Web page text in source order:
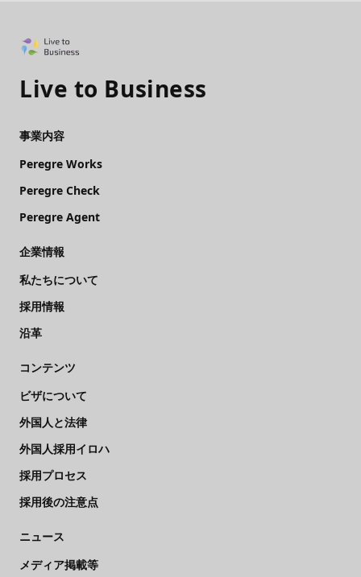
Live to Business
事業内容
Peregre Works
Peregre Check
Peregre Agent
企業情報
私たちについて
採用情報
沿革
コンテンツ
ビザについて
外国人と法律
外国人採用イロハ
採用プロセス
採用後の注意点
ニュース
メディア掲載等